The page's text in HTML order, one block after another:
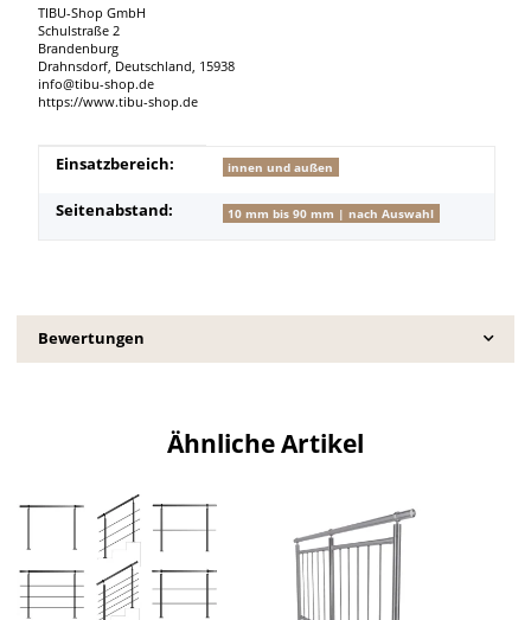
TIBU-Shop GmbH
Schulstraße 2
Brandenburg
Drahnsdorf, Deutschland, 15938
info@tibu-shop.de
https://www.tibu-shop.de
Produkteigenschaft
Wert
Einsatzbereich: innen und außen
Seitenabstand: 10 mm bis 90 mm | nach Auswahl
Bewertungen
Ähnliche Artikel